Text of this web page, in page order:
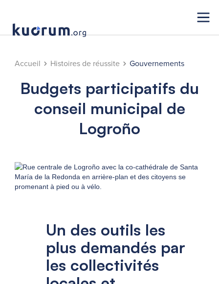
Accueil Histoires de réussite Gouvernements
Budgets participatifs du
conseil municipal de
Logroño
Un des outils les
plus demandés par
les collectivités